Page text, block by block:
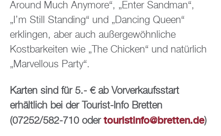
Around Much Anymore“, „Enter Sandman“,
„I’m Still Standing“ und „Dancing Queen“
erklingen, aber auch außergewöhnliche
Kostbarkeiten wie „The Chicken“ und natürlich
„Marvellous Party“.
Karten sind für 5.- € ab Vorverkaufsstart
erhältlich bei der Tourist-Info Bretten
(07252/582-710 oder touristinfo@bretten.de)